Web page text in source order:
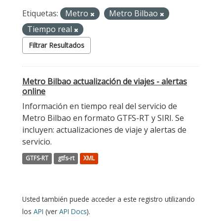
Etiquetas: Metro
Metro Bilbao
Tiempo real
Filtrar Resultados
Metro Bilbao actualización de viajes - alertas
online
Información en tiempo real del servicio de
Metro Bilbao en formato GTFS-RT y SIRI. Se
incluyen: actualizaciones de viaje y alertas de
servicio.
GTFS-RT gtfs-rt XML
Usted también puede acceder a este registro utilizando
los API (ver API Docs).